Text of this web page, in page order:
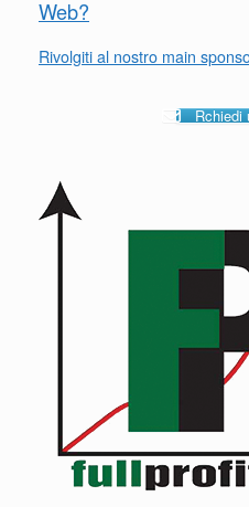
Web?
Rivolgiti al nostro main
Rchiedi